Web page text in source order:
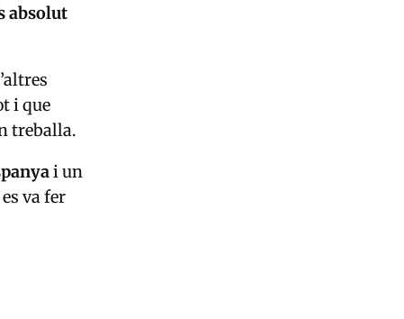
absolut
i que
treballa.
i un
va fer